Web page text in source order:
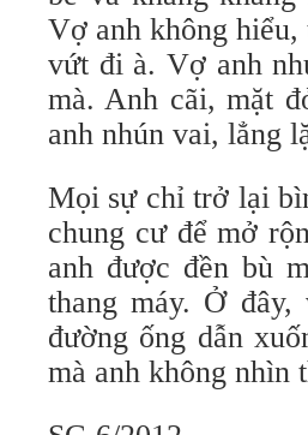
Vợ anh không
vứt đi à. Vợ anh
mà. Anh cãi, mặt
anh nhún vai, lẳng
Mọi sự chỉ trở lại
chung cư để mở
anh được đền bù
thang máy. Ở
đường ống dẫn
mà anh không nhìn